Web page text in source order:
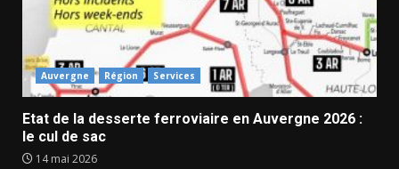
Auvergne Région Services
Etat de la desserte ferroviaire en Auvergne 2026 :
le cul de sac
14 mai 2026